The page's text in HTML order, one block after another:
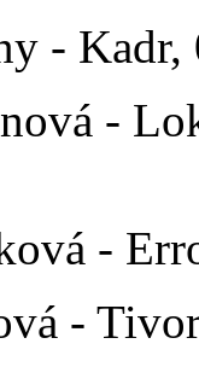
-
-
-
-